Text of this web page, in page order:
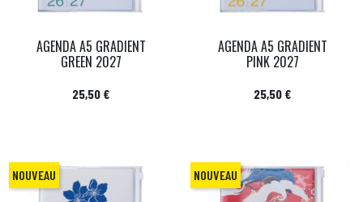
AGENDA A5 GRADIENT
GREEN 2027
Prix
25,50 €
AGENDA A5 GRADIENT
PINK 2027
Prix
25,50 €
NOUVEAU NOUVEAU